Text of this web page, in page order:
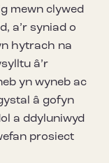
mewn clywed
a’r syniad o
hytrach na
â’r
yn wyneb ac
â gofyn
a ddyluniwyd
prosiect